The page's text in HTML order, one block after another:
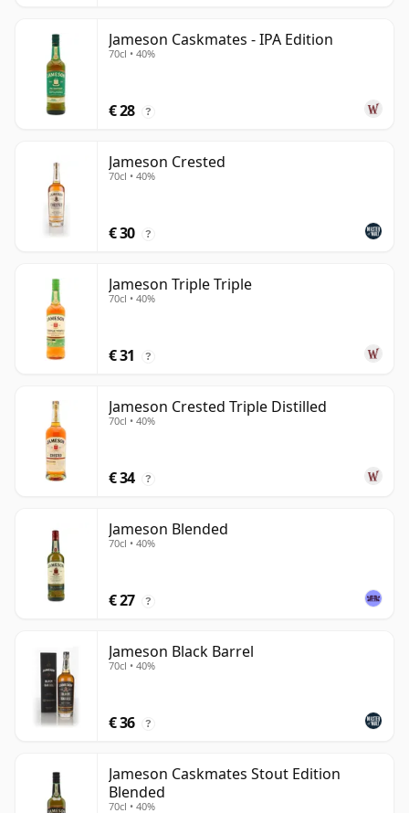
Jameson Caskmates - IPA Edition
70cl • 40%
€ 28 ?
Jameson Crested
70cl • 40%
€ 30 ?
Jameson Triple Triple
70cl • 40%
€ 31 ?
Jameson Crested Triple Distilled
70cl • 40%
€ 34 ?
Jameson Blended
70cl • 40%
€ 27 ?
Jameson Black Barrel
70cl • 40%
€ 36 ?
Jameson Caskmates Stout Edition
Blended
70cl • 40%